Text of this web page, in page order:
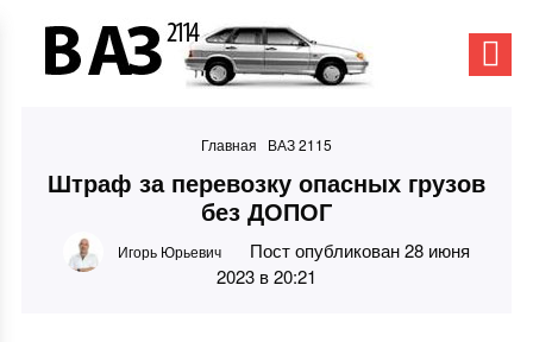
Главная ВАЗ 2115
Штраф за перевозку опасных грузов
без ДОПОГ
Игорь Юрьевич
Пост опубликован 28 июня
2023 в 20:21